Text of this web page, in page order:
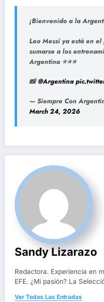
¡Bienvenido a la
Leo Messi ya está en
sumarse a los
Argentina ⭐⭐⭐
📸@Argentina
— Siempre Con
March 24, 2026
Sandy Lizarazo
Redactora. Experiencia en
EFE. ¿Mi pasión? La
Ver Todas Las Entradas